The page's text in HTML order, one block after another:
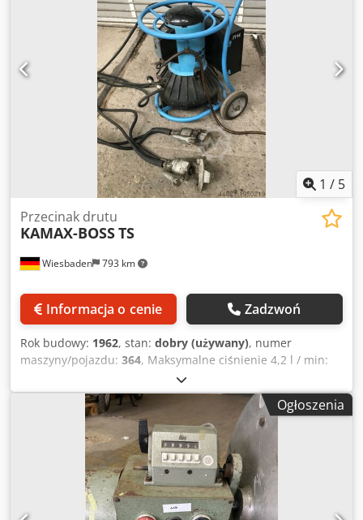
potrzebne do samodzielnej pracy, wystarczy dostarczyć
energię elektryczną i można rozpocząć recykling kabli lub
odpadów elektrycznych, aby oddzielić miedź, metale, ołów
lub inne metale żelazne lub nieżelazne od tworzyw
sztucznych.
1 / 5
Wiesbaden 793 km
Przecinak drutu
KAMAX-BOSSTS
Informacja o cenie Zadzwoń
Rok budowy: 1962, stan: dobry (używany), numer
maszyny/pojazdu: 364, Maksymalne ciśnienie 4,2 l / min:
550-570 bar Pojemność ok.: 30 l Dwodpfx Aajb Nuugjfea
Silnik hydrauliczny: 220/380 V, 1400 rpm, 4 kW Frez prosty,
typ GS 22 Sekcja 140 kg moc: 6-12 mm Ø Wyciąć numer
OK.: 8-12 / min Ustawianie urządzenia, wpisz RK 26 Aby
zestaw taśm stalowych i cały materiał z wytrzymałość na
rozciąganie: 26-50 kg Przybliżona masa: 10 kg Miejsce:
1200 x 900 x 850 mm Masa całkowita OK.: 130 kg
Ogłoszenia